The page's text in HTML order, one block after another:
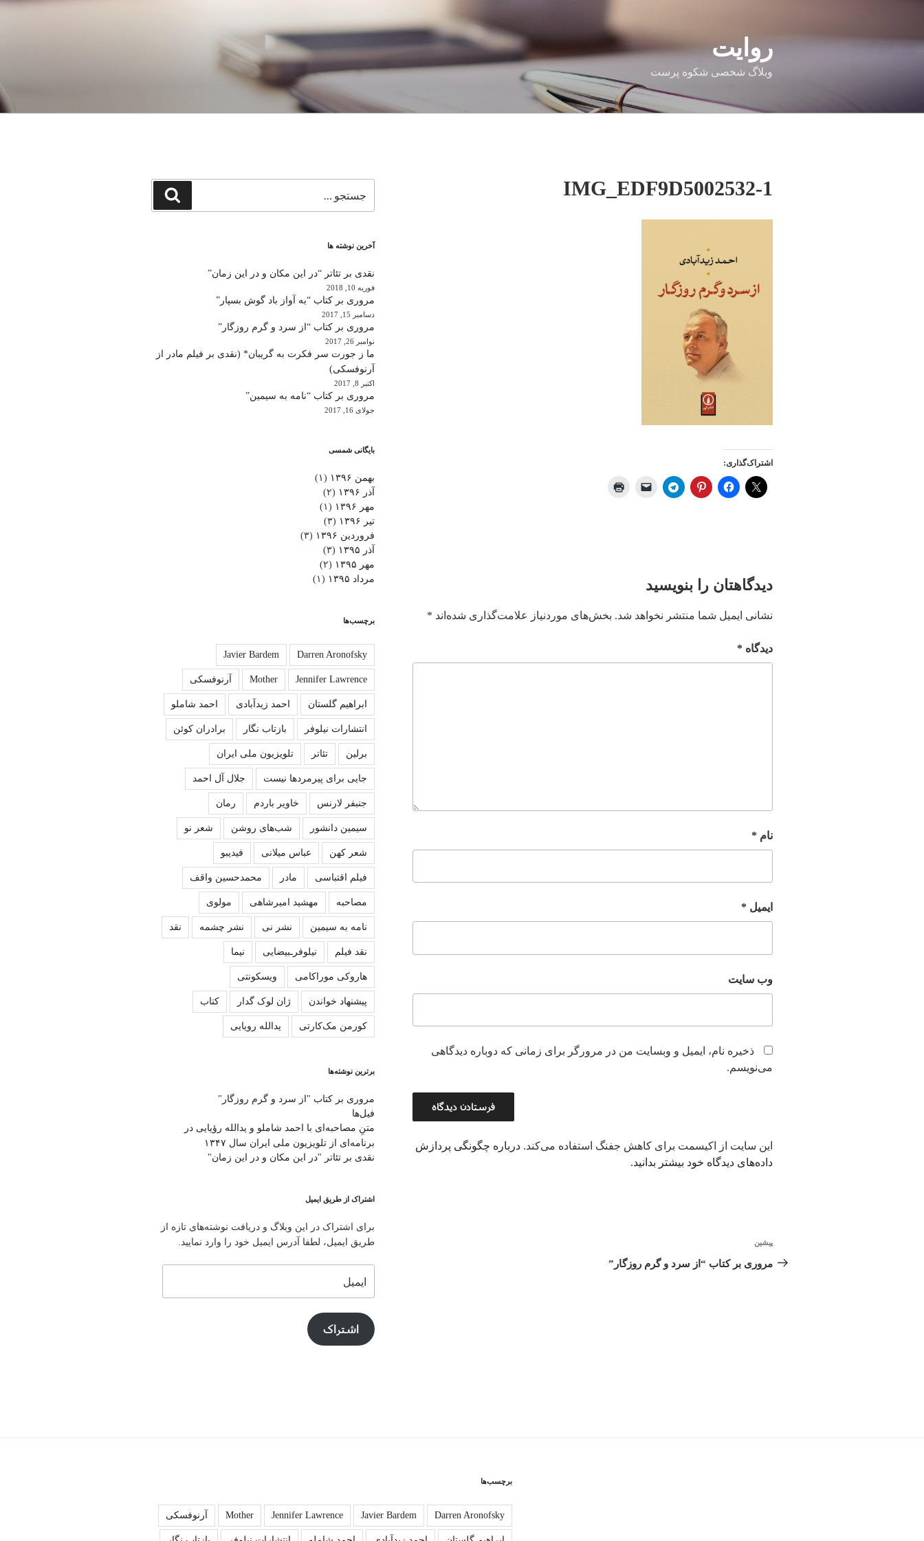
محتوا
روایت
وبلاگ شخصی شکوه پرست
IMG_EDF9D5002532-1
اشتراک‌گذاری:
دیدگاهتان را بنویسید
نشانی ایمیل شما منتشر نخواهد شد. بخش‌های موردنیاز علامت‌گذاری شده‌اند *
دیدگاه *
نام *
ایمیل *
وب‌ سایت
ذخیره نام، ایمیل و وبسایت من در مرورگر برای زمانی که دوباره دیدگاهی
می‌نویسم.
این سایت از اکیسمت برای کاهش جفنگ استفاده می‌کند. درباره چگونگی پردازش
داده‌های دیدگاه خود بیشتر بدانید.
راهبری
نوشته
نوشته
قبلی
پیشین
مروری بر کتاب “از سرد و گرم روزگار”
برای
جستجو
آخرین نوشته ها
نقدی بر تئاتر “در این مکان و در این زمان”
فوریه 10, 2018
مروری بر کتاب “به آواز باد گوش بسپار”
دسامبر 15, 2017
مروری بر کتاب “از سرد و گرم روزگار”
نوامبر 26, 2017
ما ز جورت سر فکرت به گریبان* (نقدی بر فیلم مادر از
آرنوفسکی)
اکتبر 8, 2017
مروری بر کتاب “نامه به سیمین”
جولای 16, 2017
بایگانی شمسی
بهمن ۱۳۹۶
(۱)
آذر ۱۳۹۶
(۲)
مهر ۱۳۹۶
(۱)
تیر ۱۳۹۶
(۳)
فروردین ۱۳۹۶
(۳)
آذر ۱۳۹۵
(۳)
مهر ۱۳۹۵
(۲)
مرداد ۱۳۹۵
(۱)
برچسب‌ها
Darren Aronofsky
Javier Bardem
Jennifer Lawrence
Mother آرنوفسکی
ابراهیم گلستان احمد زیدآبادی احمد شاملو
انتشارات نیلوفر بازتاب نگار برادران کوئن
برلین تئاتر تلویزیون ملی ایران
جایی برای پیرمردها نیست جلال آل احمد
جنبفر لارنس خاویر باردم رمان
سیمین دانشور شب‌های روشن شعر نو
شعر کهن عباس میلانی فیدیبو
فیلم اقتباسی مادر محمدحسین واقف
مصاحبه مهشید امیرشاهی مولوی
نامه به سیمین نشر نی نشر چشمه نقد
نقد فیلم نیلوفرـبیضایی نیما
هاروکی موراکامی ویسکونتی
پیشنهاد خواندن ژان لوک گدار کتاب
کورمن مک‌کارتی یدالله رویایی
برترین نوشته‌ها
مروری بر کتاب "از سرد و گرم روزگار"
فیل‌ها
متنِ‌ مصاحبه‌ای با احمد شاملو و یدالله رؤیایی در
برنامه‌ای از تلویزیون ملی ایران سال ۱۳۴۷
نقدی بر تئاتر "در این مکان و در این زمان"
اشتراک از طریق ایمیل
برای اشتراک در این وبلاگ و دریافت نوشته‌های تازه از
طریق ایمیل، لطفا آدرس ایمیل خود را وارد نمایید.
اشتراک
برچسب‌ها
Darren Aronofsky
Javier Bardem
Jennifer Lawrence
Mother آرنوفسکی